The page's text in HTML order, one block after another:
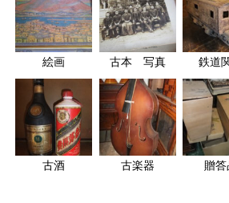
絵画 古本 写真 鉄道
古酒 古楽器 贈答